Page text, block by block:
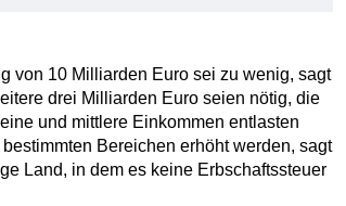
von 10 Milliarden Euro sei zu wenig, sagt
drei Milliarden Euro seien nötig, die
und mittlere Einkommen entlasten
Bereichen erhöht werden, sagt
Land, in dem es keine Erbschaftssteuer